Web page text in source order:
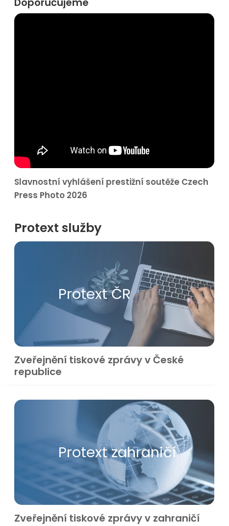
Slavnostní vyhlášení prestižní soutěže Czech
Press Photo 2026
Protext služby
Protext ČR
Zveřejnění tiskové zprávy v České
republice
Protext zahraničí
Zveřejnění tiskové zprávy v zahraničí